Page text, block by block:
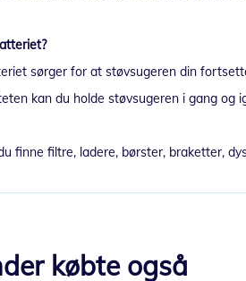
sørger for at støvsugeren din
kan du holde støvsugeren i gang
finne filtre, ladere, børster, braketter,
købte også